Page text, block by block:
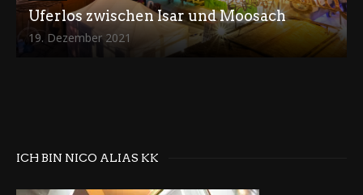
Uferlos zwischen Isar und Moosach
19. Dezember 2021
ICH BIN NICO ALIAS KK